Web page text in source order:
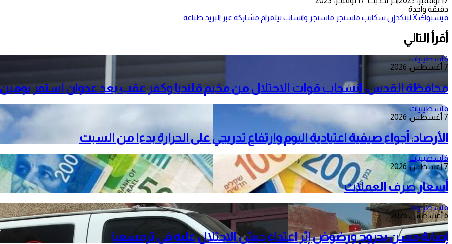
دقيقة واحدة
فيسبوك‫Xلينكدإن سكايب ماسنجر ماسنجر واتساب تيلقرام مشاركة عبر البريد طباعة
أقرأ التالي
فلسطينيات
7 أغسطس، 2026
محافظة القدس: انسحاب قوات الاحتلال من مخيم قلنديا وكفر عقب بعد عدوان استمر يومين
فلسطينيات
7 أغسطس، 2026
الأرصاد: أجواء صيفية اعتيادية اليوم وارتفاع تدريجي على الحرارة بدءا من السبت
فلسطينيات
7 أغسطس، 2026
أسعار صرف العملات
فلسطينيات
6 أغسطس، 2026
إصابة مسن بجروح ورضوض إثر اعتداء جيش الاحتلال عليه في ترمسعيا